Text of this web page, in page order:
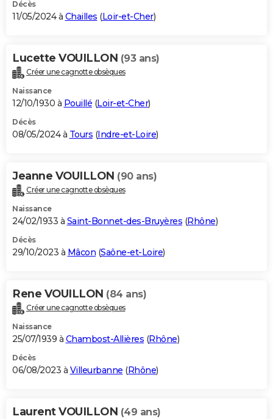
Décès
11/05/2024 à Chailles (Loir-et-Cher)
Lucette VOUILLON (93 ans)
Créer une cagnotte obsèques
Naissance
12/10/1930 à Pouillé (Loir-et-Cher)
Décès
08/05/2024 à Tours (Indre-et-Loire)
Jeanne VOUILLON (90 ans)
Créer une cagnotte obsèques
Naissance
24/02/1933 à Saint-Bonnet-des-Bruyères (Rhône)
Décès
29/10/2023 à Mâcon (Saône-et-Loire)
Rene VOUILLON (84 ans)
Créer une cagnotte obsèques
Naissance
25/07/1939 à Chambost-Allières (Rhône)
Décès
06/08/2023 à Villeurbanne (Rhône)
Laurent VOUILLON (49 ans)